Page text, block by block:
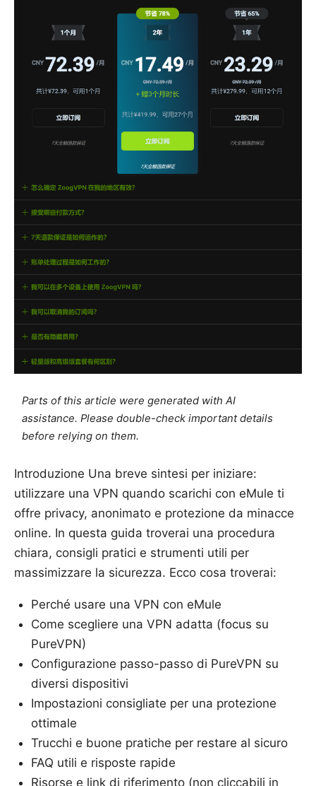
Parts of this article were generated with AI
assistance. Please double-check important details
before relying on them.
Introduzione Una breve sintesi per iniziare:
utilizzare una VPN quando scarichi con eMule ti
offre privacy, anonimato e protezione da minacce
online. In questa guida troverai una procedura
chiara, consigli pratici e strumenti utili per
massimizzare la sicurezza. Ecco cosa troverai:
Perché usare una VPN con eMule
Come scegliere una VPN adatta (focus su
PureVPN)
Configurazione passo-passo di PureVPN su
diversi dispositivi
Impostazioni consigliate per una protezione
ottimale
Trucchi e buone pratiche per restare al sicuro
FAQ utili e risposte rapide
Risorse e link di riferimento (non cliccabili in